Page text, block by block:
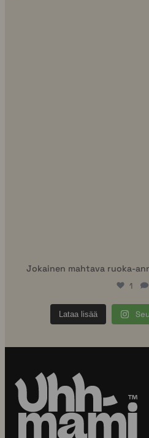
Jokainen mahtava ruoka-
1
Lataa lisää